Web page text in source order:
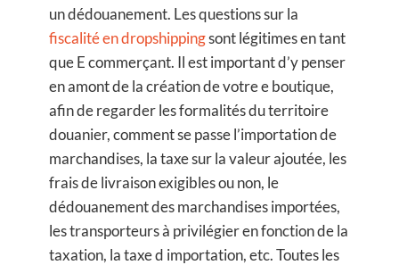
un dédouanement. Les questions sur la
fiscalité en dropshippingsont légitimes en tant
que E commerçant. Il est important d’y penser
en amont de la création de votre e boutique,
afin de regarder les formalités du territoire
douanier, comment se passe l’importation de
marchandises, la taxe sur la valeur ajoutée, les
frais de livraison exigibles ou non, le
dédouanement des marchandises importées,
les transporteurs à privilégier en fonction de la
taxation, la taxe d importation, etc. Toutes les